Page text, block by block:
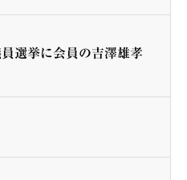
選挙に会員の吉澤雄孝